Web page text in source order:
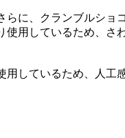
に、クランブルショ
用しているため、さ
しているため、人工